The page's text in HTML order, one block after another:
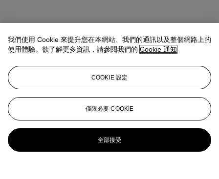
我們使用 Cookie 來提升您在本網站、我們的通訊以及整個網路上的
使用體驗。欲了解更多資訊，請參閱我們的 Cookie 通知
COOKIE 設定
僅限必要 COOKIE
全部接受